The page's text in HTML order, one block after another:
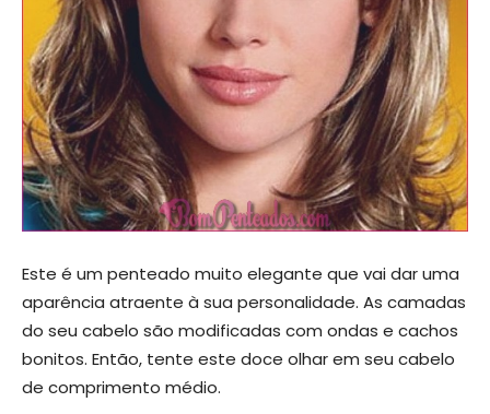
Este é um penteado muito elegante que vai dar uma
aparência atraente à sua personalidade. As camadas
do seu cabelo são modificadas com ondas e cachos
bonitos. Então, tente este doce olhar em seu cabelo
de comprimento médio.